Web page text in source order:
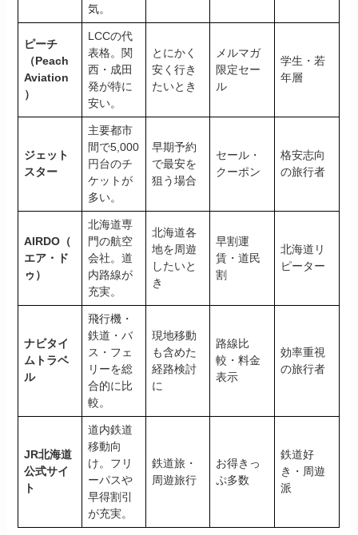
気。
ピーチ
（Peach
Aviation
）
LCCの代
表格。関
西・成田
発が特に
安い。
とにかく
安く行き
たいとき
メルマガ
限定セー
ル
学生・若
年層
ジェット
スター
主要都市
間で5,000
円台のチ
ケットが
多い。
早期予約
で最安を
狙う場合
セール・
クーポン
格安志向
の旅行者
AIRDO（
エア・ド
ゥ）
北海道専
門の航空
会社。道
内路線が
充実。
北海道各
地を周遊
したいと
き
早割運
賃・道民
割
北海道リ
ピーター
ナビタイ
ムトラベ
ル
飛行機・
鉄道・バ
ス・フェ
リーを総
合的に比
較。
現地移動
も含めた
経路検討
に
路線比
較・料金
表示
効率重視
の旅行者
JR北海道
公式サイ
ト
道内鉄道
移動向
け。フリ
ーパスや
早得割引
が充実。
鉄道旅・
周遊旅行
お得きっ
ぷ多数
鉄道好
き・周遊
派